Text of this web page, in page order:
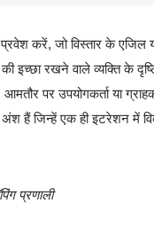
प्रवेश करें, जो विस्तार के एजिल
की इच्छा रखने वाले व्यक्ति के
आमतौर पर उपयोगकर्ता या
अंश हैं जिन्हें एक ही इटरेशन में
प्रणाली